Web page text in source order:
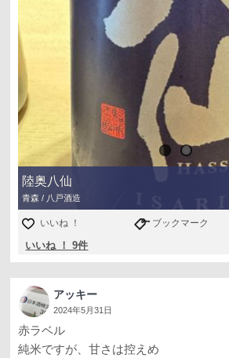
陸奥八仙
青森 / 八戸酒造
いいね ！ ブックマーク
いいね ！ 9件
アッキー
2024年5月31日
赤ラベル
純米ですが、甘さは控えめ